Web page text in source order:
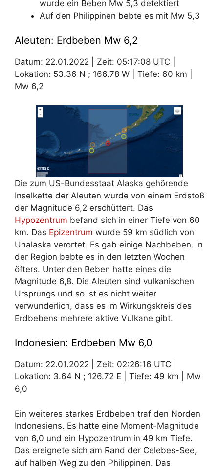
wurde ein Beben Mw 5,3 detektiert
Auf den Philippinen bebte es mit Mw 5,3
Aleuten: Erdbeben Mw 6,2
Datum: 22.01.2022 | Zeit: 05:17:08 UTC |
Lokation: 53.36 N ; 166.78 W | Tiefe: 60 km |
Mw 6,2
Die zum US-Bundesstaat Alaska gehörende
Inselkette der Aleuten wurde von einem Erdstoß
der Magnitude 6,2 erschüttert. Das
Hypozentrum befand sich in einer Tiefe von 60
km. Das Epizentrum wurde 59 km südlich von
Unalaska verortet. Es gab einige Nachbeben. In
der Region bebte es in den letzten Wochen
öfters. Unter den Beben hatte eines die
Magnitude 6,8. Die Aleuten sind vulkanischen
Ursprungs und so ist es nicht weiter
verwunderlich, dass es im Wirkungskreis des
Erdbebens mehrere aktive Vulkane gibt.
Indonesien: Erdbeben Mw 6,0
Datum: 22.01.2022 | Zeit: 02:26:16 UTC |
Lokation: 3.64 N ; 126.72 E | Tiefe: 49 km | Mw
6,0
Ein weiteres starkes Erdbeben traf den Norden
Indonesiens. Es hatte eine Moment-Magnitude
von 6,0 und ein Hypozentrum in 49 km Tiefe.
Das ereignete sich am Rand der Celebes-See,
auf halben Weg zu den Philippinen. Das